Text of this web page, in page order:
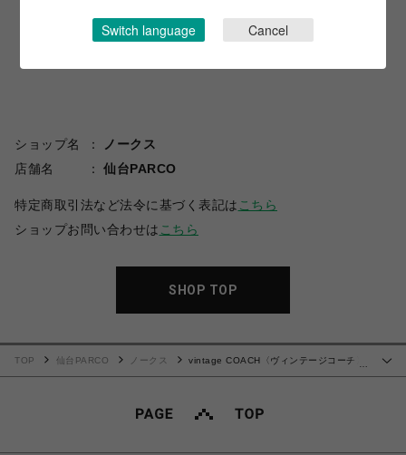
ショップ名
ノークス
店舗名
仙台PARCO
特定商取引法など法令に基づく表記は こちら
ショップお問い合わせは こちら
SHOP TOP
TOP 仙台PARCO ノークス
vintage COACH〈ヴィンテージコーチ〉
Switch language Cancel